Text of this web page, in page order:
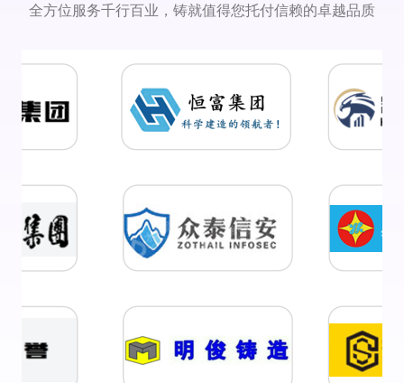
全方位服务千行百业，铸就值得您托付信赖的卓越品质